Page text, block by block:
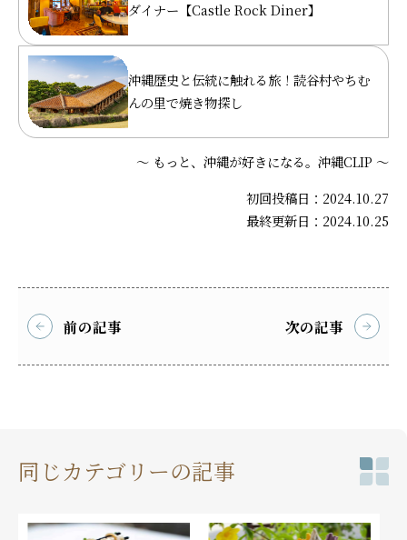
ダイナー【Castle Rock Diner】
沖縄歴史と伝統に触れる旅！読谷村やちむ
んの里で焼き物探し
～ もっと、沖縄が好きになる。沖縄CLIP ～
初回投稿日：2024.10.27
最終更新日：2024.10.25
前の記事 次の記事
同じカテゴリーの記事